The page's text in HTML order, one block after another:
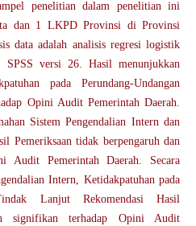
penelitian dalam penelitian ini
dan 1 LKPD Provinsi di Provinsi
data adalah analisis regresi logistik
SPSS versi 26. Hasil menunjukkan
pada Perundang-Undangan
Opini Audit Pemerintah Daerah.
Sistem Pengendalian Intern dan
Pemeriksaan tidak berpengaruh dan
Audit Pemerintah Daerah. Secara
Intern, Ketidakpatuhan pada
Lanjut Rekomendasi Hasil
signifikan terhadap Opini Audit